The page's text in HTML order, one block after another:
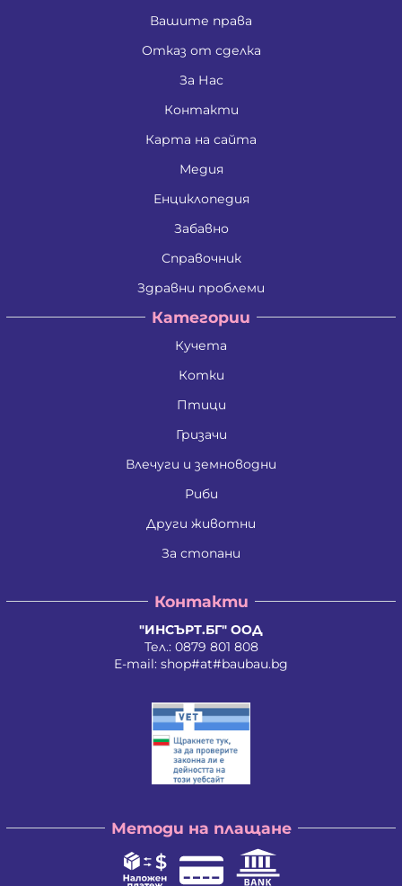
Вашите права
Отказ от сделка
За Нас
Контакти
Карта на сайта
Медия
Енциклопедия
Забавно
Справочник
Здравни проблеми
Категории
Кучета
Котки
Птици
Гризачи
Влечуги и земноводни
Риби
Други животни
За стопани
Контакти
"ИНСЪРТ.БГ" ООД
Тел.: 0879 801 808
E-mail: shop#at#baubau.bg
Методи на плащане